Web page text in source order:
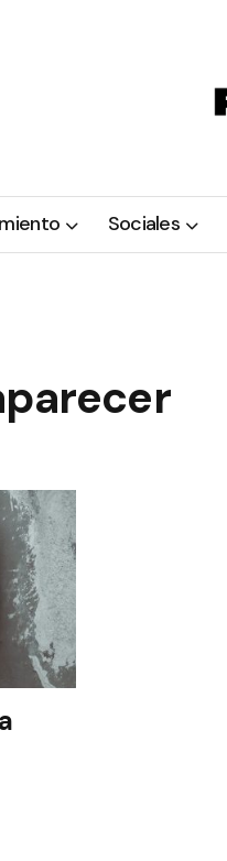
Sociales